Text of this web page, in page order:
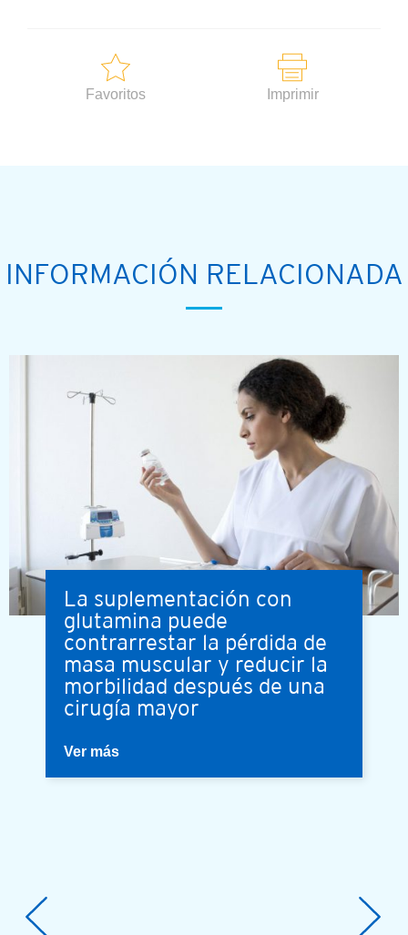
Favoritos Imprimir
INFORMACIÓN RELACIONADA
La suplementación con
glutamina puede
contrarrestar la pérdida de
masa muscular y reducir la
morbilidad después de una
cirugía mayor
Ver más